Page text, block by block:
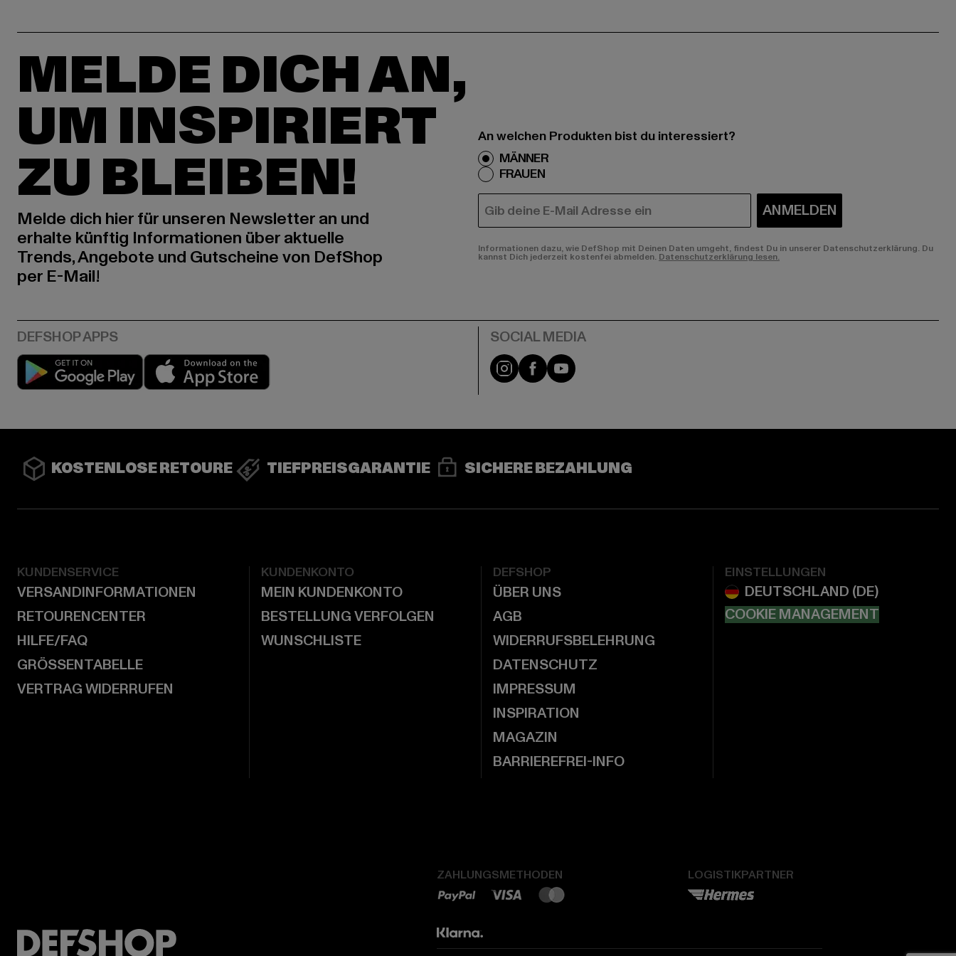
MELDE DICH AN,
UM INSPIRIERT
ZU BLEIBEN!
Melde dich hier für unseren Newsletter an und
erhalte künftig Informationen über aktuelle
Trends, Angebote und Gutscheine von DefShop
per E-Mail!
An welchen Produkten bist du interessiert?
MÄNNER
FRAUEN
E-MAIL ANMELDEN
Informationen dazu, wie DefShop mit Deinen Daten umgeht, findest Du in unserer Datenschutzerklärung. Du
kannst Dich jederzeit kostenfei abmelden. Datenschutzerklärung lesen.
Play market Instagram
FacebookYouTube
KOSTENLOSE RETOURE TIEFPREISGARANTIE SICHERE BEZAHLUNG
KUNDENSERVICE
VERSANDINFORMATIONEN
RETOURENCENTER
HILFE/FAQ
GRÖSSENTABELLE
VERTRAG WIDERRUFEN
KUNDENKONTO
MEIN KUNDENKONTO
BESTELLUNG VERFOLGEN
WUNSCHLISTE
DEFSHOP
ÜBER UNS
AGB
WIDERRUFSBELEHRUNG
DATENSCHUTZ
IMPRESSUM
INSPIRATION
MAGAZIN
BARRIEREFREI-INFO
EINSTELLUNGEN
COOKIE MANAGEMENT
ZAHLUNGSMETHODEN LOGISTIKPARTNER